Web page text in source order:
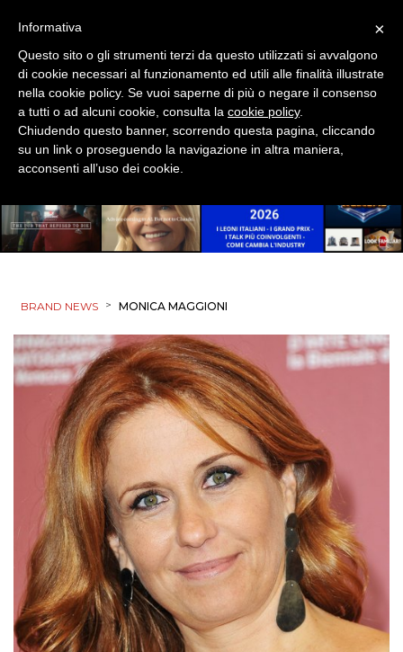
BRAND NEWS > MONICA MAGGIONI
×
Informativa
Questo sito o gli strumenti terzi da questo utilizzati si avvalgono
di cookie necessari al funzionamento ed utili alle finalità illustrate
nella cookie policy. Se vuoi saperne di più o negare il consenso
a tutti o ad alcuni cookie, consulta la cookie policy.
Chiudendo questo banner, scorrendo questa pagina, cliccando
su un link o proseguendo la navigazione in altra maniera,
acconsenti all’uso dei cookie.